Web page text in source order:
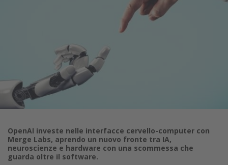
OpenAI investe nelle interfacce cervello-computer con
Merge Labs, aprendo un nuovo fronte tra IA,
neuroscienze e hardware con una scommessa che
guarda oltre il software.